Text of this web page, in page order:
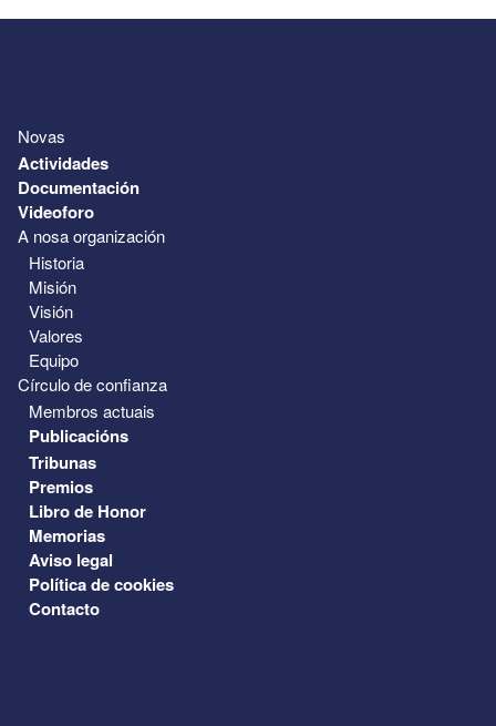
Novas
Actividades
Documentación
Videoforo
A nosa organización
Historia
Misión
Visión
Valores
Equipo
Círculo de confianza
Membros actuais
Publicacións
Tribunas
Premios
Libro de Honor
Memorias
Aviso legal
Política de cookies
Contacto